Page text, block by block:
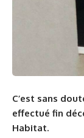
C’est sans
effectué fin
Habitat.